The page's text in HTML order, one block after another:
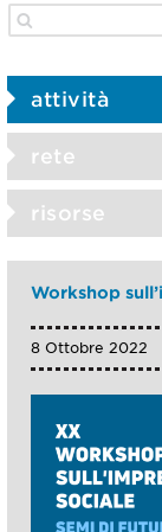
attività
rete
risorse
Workshop
8 Ottobre 2022